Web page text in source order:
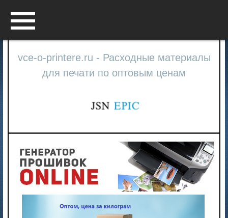
vce-o-printere.ru - Расходные материалы
для печати по оптовым ценам